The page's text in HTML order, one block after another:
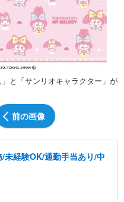
と「サンリオキャラクター」が
前の画像
未経験OK/通勤手当あり/中